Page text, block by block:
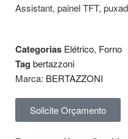
Assistant, painel TFT,
Categorias Elétrico, Forno
Tag bertazzoni
Marca: BERTAZZONI
Solicite Orçamento